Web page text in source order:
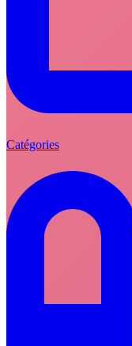
Catégories